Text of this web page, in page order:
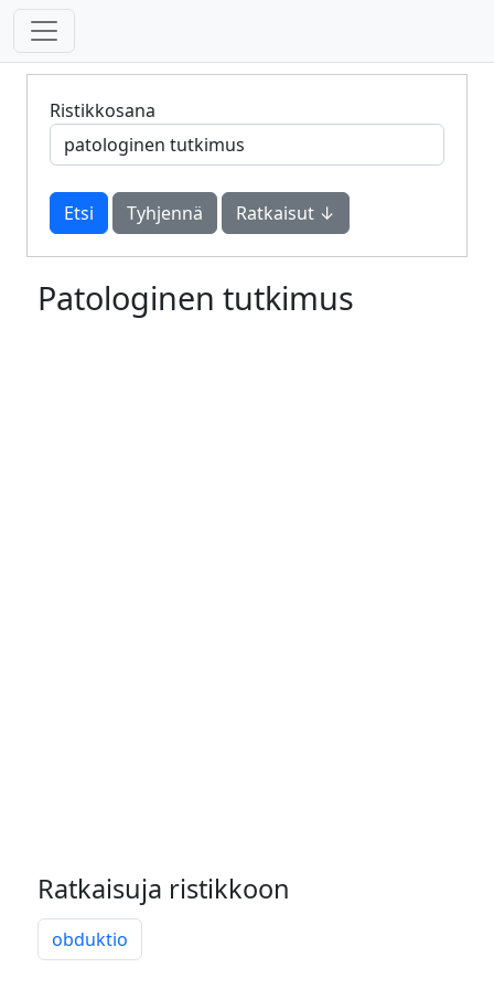
Ristikkosana
Tyhjennä Ratkaisut ↓
Patologinen tutkimus
Ratkaisuja ristikkoon
obduktio